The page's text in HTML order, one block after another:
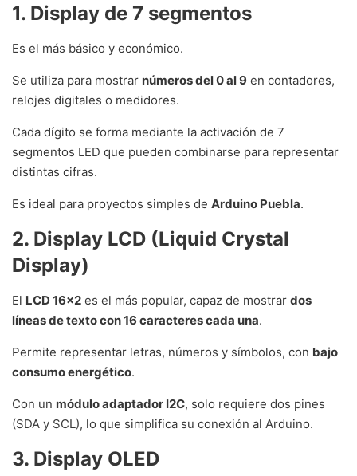
1. Display de 7 segmentos
Es el más básico y económico.
Se utiliza para mostrar números del 0 al 9 en contadores,
relojes digitales o medidores.
Cada dígito se forma mediante la activación de 7
segmentos LED que pueden combinarse para representar
distintas cifras.
Es ideal para proyectos simples de Arduino Puebla.
2. Display LCD (Liquid Crystal
Display)
El LCD 16×2 es el más popular, capaz de mostrar dos
líneas de texto con 16 caracteres cada una.
Permite representar letras, números y símbolos, con bajo
consumo energético.
Con un módulo adaptador I2C, solo requiere dos pines
(SDA y SCL), lo que simplifica su conexión al Arduino.
3. Display OLED